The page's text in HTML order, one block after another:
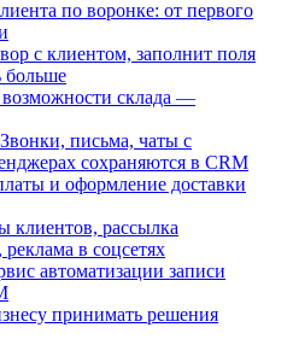
по воронке: от первого
с клиентом, заполнит поля
больше
возможности склада —
Звонки, письма, чаты с
сохраняются в CRM
и оформление доставки
клиентов, рассылка
в соцсетях
автоматизации записи
принимать решения